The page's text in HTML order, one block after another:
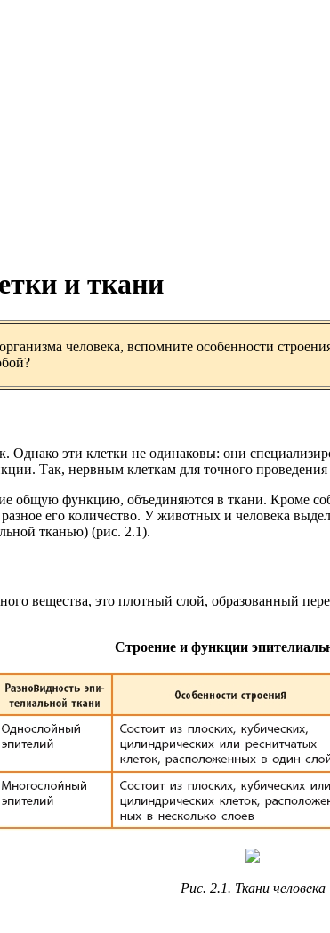
и ткани
человека, вспомните особенности
Однако эти клетки не одинаковы: они
Так, нервным клеткам для точного
функцию, объединяются в ткани. Кроме
его количество. У животных и человека
тканью) (рис. 2.1).
вещества, это плотный слой, образованный
Строение и функции
Рис. 2.1. Ткани человека